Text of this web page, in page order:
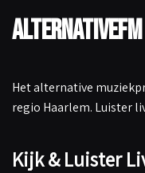
AlternativeFM
Het alternative
regio Haarlem. Luister
Kijk & Luister